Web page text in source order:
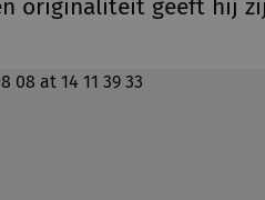
originaliteit geeft hij